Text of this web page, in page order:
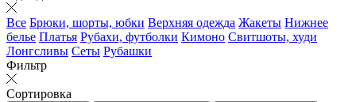
Все Брюки, шорты, юбки Верхняя одежда Жакеты Нижнее
белье Платья Рубахи, футболки Кимоно Свитшоты, худи
Лонгсливы Сеты Рубашки
Фильтр
Сортировка